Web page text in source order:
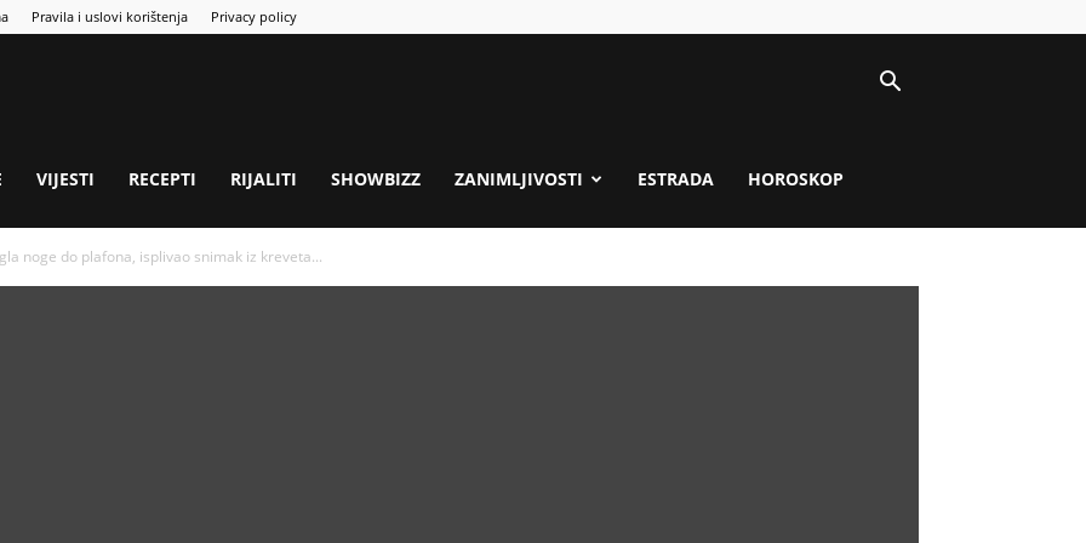
Pravila i uslovi korištenja Privacy policy
VIJESTI RECEPTI RIJALITI SHOWBIZZ ZANIMLJIVOSTI ESTRADA HOROSKOP
noge do plafona, isplivao snimak iz kreveta...